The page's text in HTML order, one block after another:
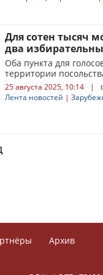
Для сотен тысяч
два
Оба пункта для
территории
25 августа 2025, 10:14 |
Лента новостей |
Архив